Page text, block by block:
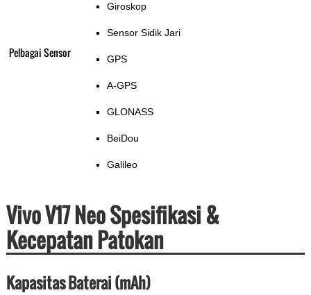
Pelbagai Sensor
Giroskop
Sensor Sidik Jari
GPS
A-GPS
GLONASS
BeiDou
Galileo
Vivo V17 Neo Spesifikasi &
Kecepatan Patokan
Kapasitas Baterai (mAh)